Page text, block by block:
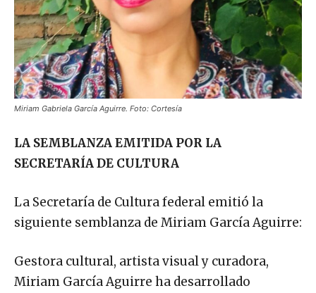
Miriam Gabriela García Aguirre. Foto: Cortesía
LA SEMBLANZA EMITIDA POR LA
SECRETARÍA DE CULTURA
La Secretaría de Cultura federal emitió la
siguiente semblanza de Miriam García Aguirre:
Gestora cultural, artista visual y curadora,
Miriam García Aguirre ha desarrollado